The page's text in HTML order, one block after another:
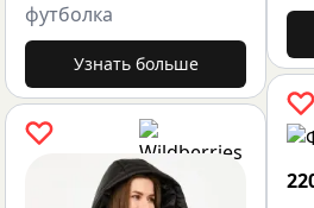
футболка
Узнать больше